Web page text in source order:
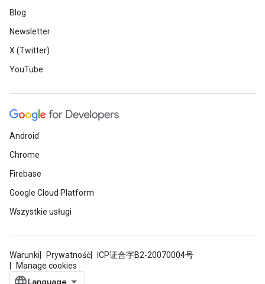
Blog
Newsletter
X (Twitter)
YouTube
Android
Chrome
Firebase
Google Cloud Platform
Wszystkie usługi
Warunki Prywatność
ICP证合字B2-20070004号
Manage cookies